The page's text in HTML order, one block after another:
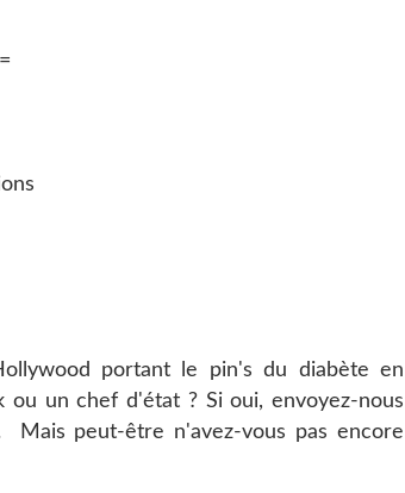
portant le pin's du diabète en
un chef d'état ? Si oui, envoyez-nous
peut-être n'avez-vous pas encore